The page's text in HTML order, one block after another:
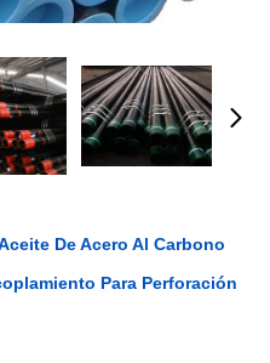
De Acero Al Carbono
Para Perforación